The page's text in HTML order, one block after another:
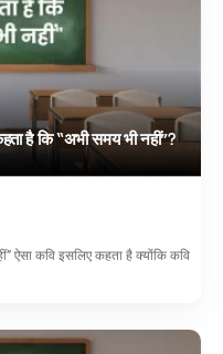
है कि “अभी समय भी नहीं”?
ऐसा कवि इसलिए कहता है क्योंकि कवि